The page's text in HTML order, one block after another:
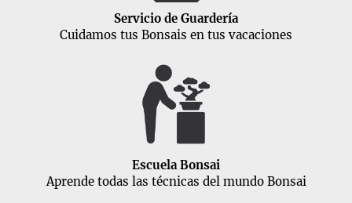
Servicio de Guardería
Cuidamos tus Bonsais en tus vacaciones
Escuela Bonsai
Aprende todas las técnicas del mundo Bonsai